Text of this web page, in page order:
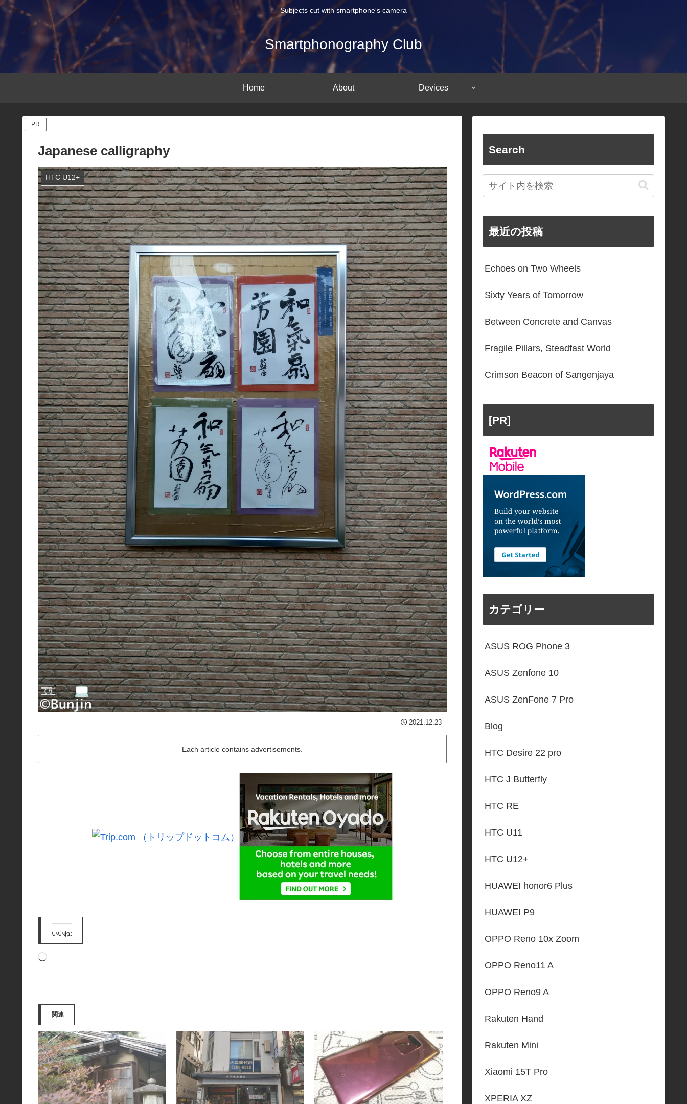
Subjects cut with smartphone's camera
Smartphonography Club
Home About Devices
PR
Japanese calligraphy
HTC U12+
2021.12.23
Each article contains advertisements.
いいね:
読
み
中…
関連
Search
最近の投稿
Echoes on Two Wheels
Sixty Years of Tomorrow
Between Concrete and Canvas
Fragile Pillars, Steadfast World
Crimson Beacon of Sangenjaya
[PR]
カテゴリー
ASUS ROG Phone 3
ASUS Zenfone 10
ASUS ZenFone 7 Pro
Blog
HTC Desire 22 pro
HTC J Butterfly
HTC RE
HTC U11
HTC U12+
HUAWEI honor6 Plus
HUAWEI P9
OPPO Reno 10x Zoom
OPPO Reno11 A
OPPO Reno9 A
Rakuten Hand
Rakuten Mini
Xiaomi 15T Pro
XPERIA XZ